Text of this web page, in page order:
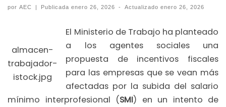
por AEC | Publicadaenero 26, 2026 - Actualizadoenero 26, 2026
almacen-
trabajador-
istock.jpg
El Ministerio de Trabajo ha planteado
a los agentes sociales una
propuesta de incentivos fiscales
para las empresas que se vean más
afectadas por la subida del salario
mínimo interprofesional (SMI) en un intento de